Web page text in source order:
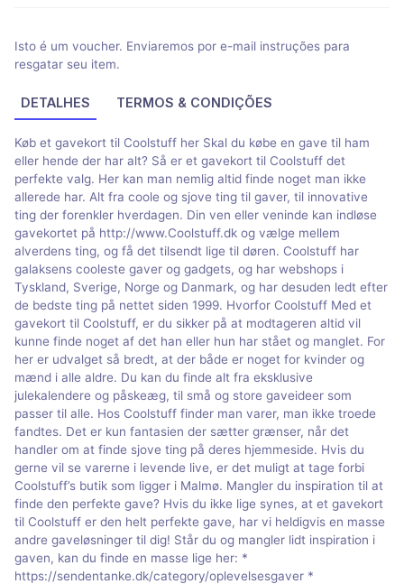
Isto é um voucher. Enviaremos por e-mail instruções para
resgatar seu item.
DETALHES TERMOS & CONDIÇÕES
Køb et gavekort til Coolstuff her Skal du købe en gave til ham
eller hende der har alt? Så er et gavekort til Coolstuff det
perfekte valg. Her kan man nemlig altid finde noget man ikke
allerede har. Alt fra coole og sjove ting til gaver, til innovative
ting der forenkler hverdagen. Din ven eller veninde kan indløse
gavekortet på http://www.Coolstuff.dk og vælge mellem
alverdens ting, og få det tilsendt lige til døren. Coolstuff har
galaksens cooleste gaver og gadgets, og har webshops i
Tyskland, Sverige, Norge og Danmark, og har desuden ledt efter
de bedste ting på nettet siden 1999. Hvorfor Coolstuff Med et
gavekort til Coolstuff, er du sikker på at modtageren altid vil
kunne finde noget af det han eller hun har stået og manglet. For
her er udvalget så bredt, at der både er noget for kvinder og
mænd i alle aldre. Du kan du finde alt fra eksklusive
julekalendere og påskeæg, til små og store gaveideer som
passer til alle. Hos Coolstuff finder man varer, man ikke troede
fandtes. Det er kun fantasien der sætter grænser, når det
handler om at finde sjove ting på deres hjemmeside. Hvis du
gerne vil se varerne i levende live, er det muligt at tage forbi
Coolstuff’s butik som ligger i Malmø. Mangler du inspiration til at
finde den perfekte gave? Hvis du ikke lige synes, at et gavekort
til Coolstuff er den helt perfekte gave, har vi heldigvis en masse
andre gaveløsninger til dig! Står du og mangler lidt inspiration i
gaven, kan du finde en masse lige her: *
https://sendentanke.dk/category/oplevelsesgaver *